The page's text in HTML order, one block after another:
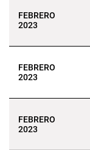
FEBRERO
2023
FEBRERO
2023
FEBRERO
2023